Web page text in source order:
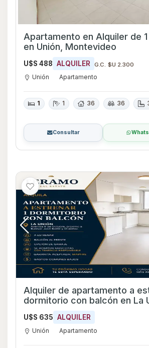
Apartamento en Alquiler de
en Unión, Montevideo
U$S 488 ALQUILER G.C. $U 2.300
Unión Apartamento
1 1 36 36
Consultar
Alquiler de apartamento a
dormitorio con balcón en La
U$S 635 ALQUILER
Unión Apartamento